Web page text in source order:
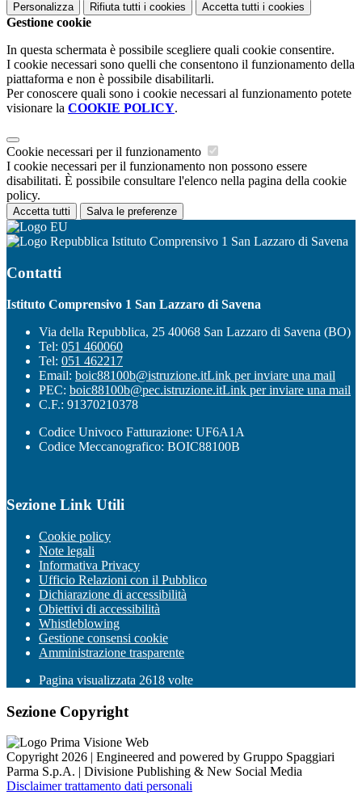
Personalizza Rifiuta tutti i cookies Accetta tutti i cookies
Gestione cookie
In questa schermata è possibile scegliere quali cookie consentire.
I cookie necessari sono quelli che consentono il funzionamento della
piattaforma e non è possibile disabilitarli.
Per conoscere quali sono i cookie necessari al funzionamento potete
visionare la COOKIE POLICY.
Cookie necessari per il funzionamento
I cookie necessari per il funzionamento non possono essere
disabilitati. È possibile consultare l'elenco nella pagina della cookie
policy.
Accetta tutti Salva le preferenze
Istituto Comprensivo 1 San Lazzaro di Savena
Contatti
Istituto Comprensivo 1 San Lazzaro di Savena
Via della Repubblica, 25 40068 San Lazzaro di Savena (BO)
Tel: 051 460060
Tel: 051 462217
Email: boic88100b@istruzione.itLink per inviare una mail
PEC: boic88100b@pec.istruzione.itLink per inviare una mail
C.F.: 91370210378
Codice Univoco Fatturazione: UF6A1A
Codice Meccanografico: BOIC88100B
Sezione Link Utili
Cookie policy
Note legali
Informativa Privacy
Ufficio Relazioni con il Pubblico
Dichiarazione di accessibilità
Obiettivi di accessibilità
Whistleblowing
Gestione consensi cookie
Amministrazione trasparente
Pagina visualizzata 2618 volte
Sezione Copyright
Copyright 2026 | Engineered and powered by Gruppo Spaggiari
Parma S.p.A. | Divisione Publishing & New Social Media
Disclaimer trattamento dati personali